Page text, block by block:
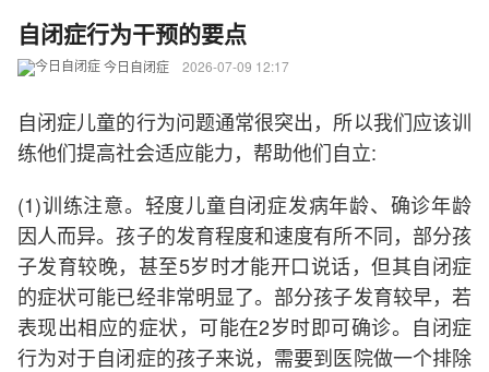
自闭症行为干预的要点
今日自闭症 2026-07-09 12:17
自闭症儿童的行为问题通常很突出，所以我们应该训
练他们提高社会适应能力，帮助他们自立:
(1)训练注意。轻度儿童自闭症发病年龄、确诊年龄
因人而异。孩子的发育程度和速度有所不同，部分孩
子发育较晚，甚至5岁时才能开口说话，但其自闭症
的症状可能已经非常明显了。部分孩子发育较早，若
表现出相应的症状，可能在2岁时即可确诊。自闭症
行为对于自闭症的孩子来说，需要到医院做一个排除